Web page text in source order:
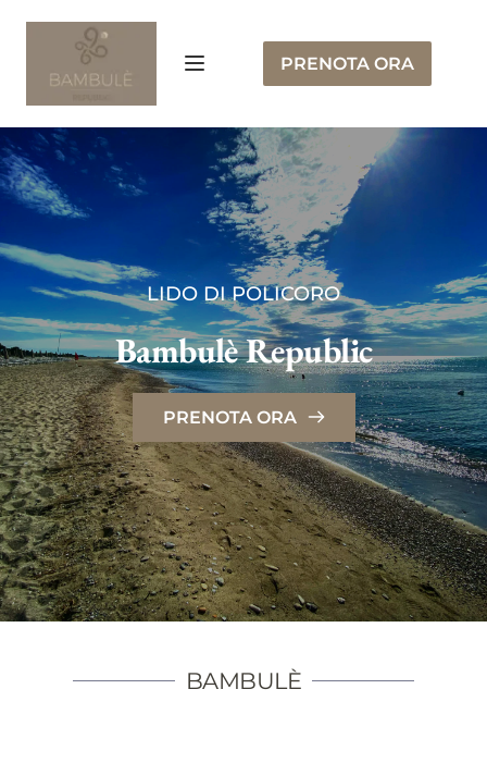
PRENOTA ORA
LIDO DI POLICORO
Bambulè Republic
PRENOTA ORA
BAMBULÈ